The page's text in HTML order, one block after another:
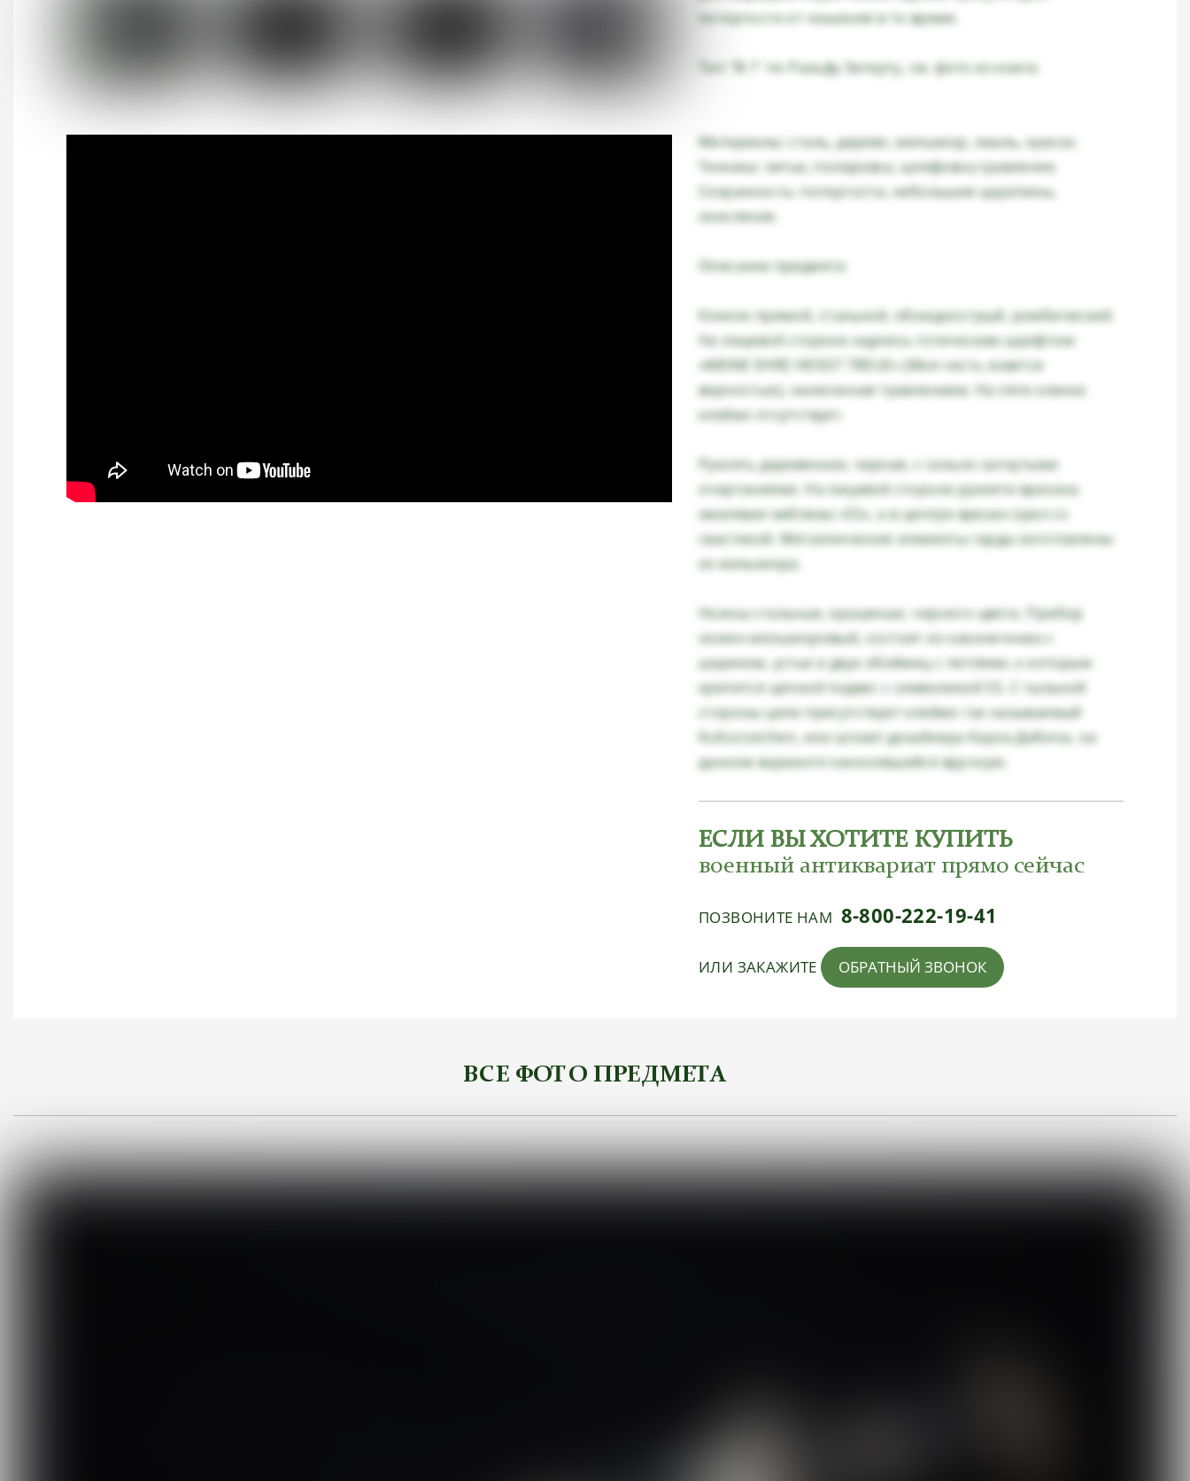
потертости от ношения в то время.
Тип "В-1" по Ральфу Зигерту, см. фото из книги.
Материалы: сталь, дерево, мельхиор, эмаль, краска.
Техника: литье, полировка, шлифовка,травление.
Сохранность: потертости, небольшие царапины,
окисление.
Описание предмета:
Клинок прямой, стальной, обоюдоострый, ромбический.
На лицевой стороне надпись готическим шрифтом:
«MEINE EHRE HEISST TREUE» (Моя честь зовется
верностью), нанесенная травлением. На пяте клинка
клеймо отсутствует.
Рукоять деревянная, черная, с сильно загнутыми
очертаниями. На лицевой стороне рукояти врезана
эмалевая эмблема «SS», а в центре врезан орел со
свастикой. Металлические элементы гарды изготовлены
из мельхиора.
Ножны стальные, крашеные, черного цвета. Прибор
ножен мельхиоровый, состоит из наконечника с
шариком, устья и двух обоймиц с петлями, к которым
крепится цепной подвес с символикой SS. С тыльной
стороны цепи присутствует клеймо так называемый
Kulturzeichen, или штамп дизайнера Карла Дибича, на
данном варианте наносившийся вручную.
ЕСЛИ ВЫ ХОТИТЕ КУПИТЬ
военный антиквариат прямо сейчас
ПОЗВОНИТЕ НАМ 8-800-222-19-41
ИЛИ ЗАКАЖИТЕ ОБРАТНЫЙ ЗВОНОК
ВСЕ ФОТО ПРЕДМЕТА